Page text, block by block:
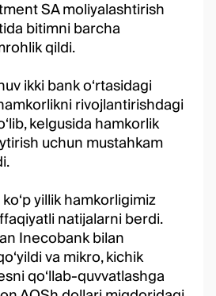
SA moliyalashtirish
bitimni barcha
qildi.
ikki bank o‘rtasidagi
rivojlantirishdagi
kelgusida hamkorlik
uchun mustahkam
yillik hamkorligimiz
natijalarni berdi.
Inecobank bilan
va mikro, kichik
qo‘llab-quvvatlashga